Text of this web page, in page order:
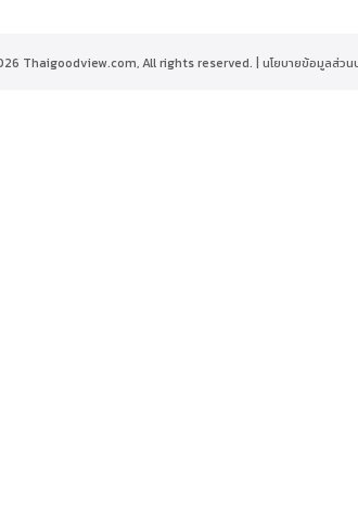
Thaigoodview.com, All rights reserved. | นโยบายข้อมูลส่ว